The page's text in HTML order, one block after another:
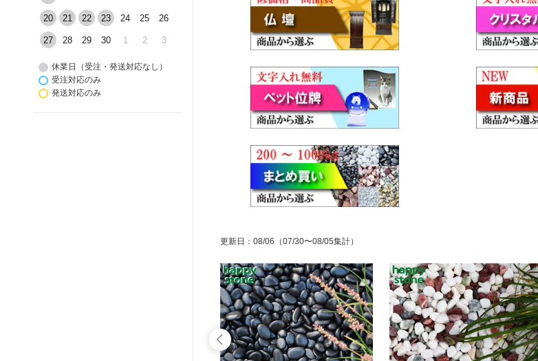
20 21 22 23 24 25 26
27 28 29 30 1 2 3
休業日（受注・発送対応なし）
受注対応のみ
発送対応のみ
更新日 ： 08/06 （07/30〜08/05集計）